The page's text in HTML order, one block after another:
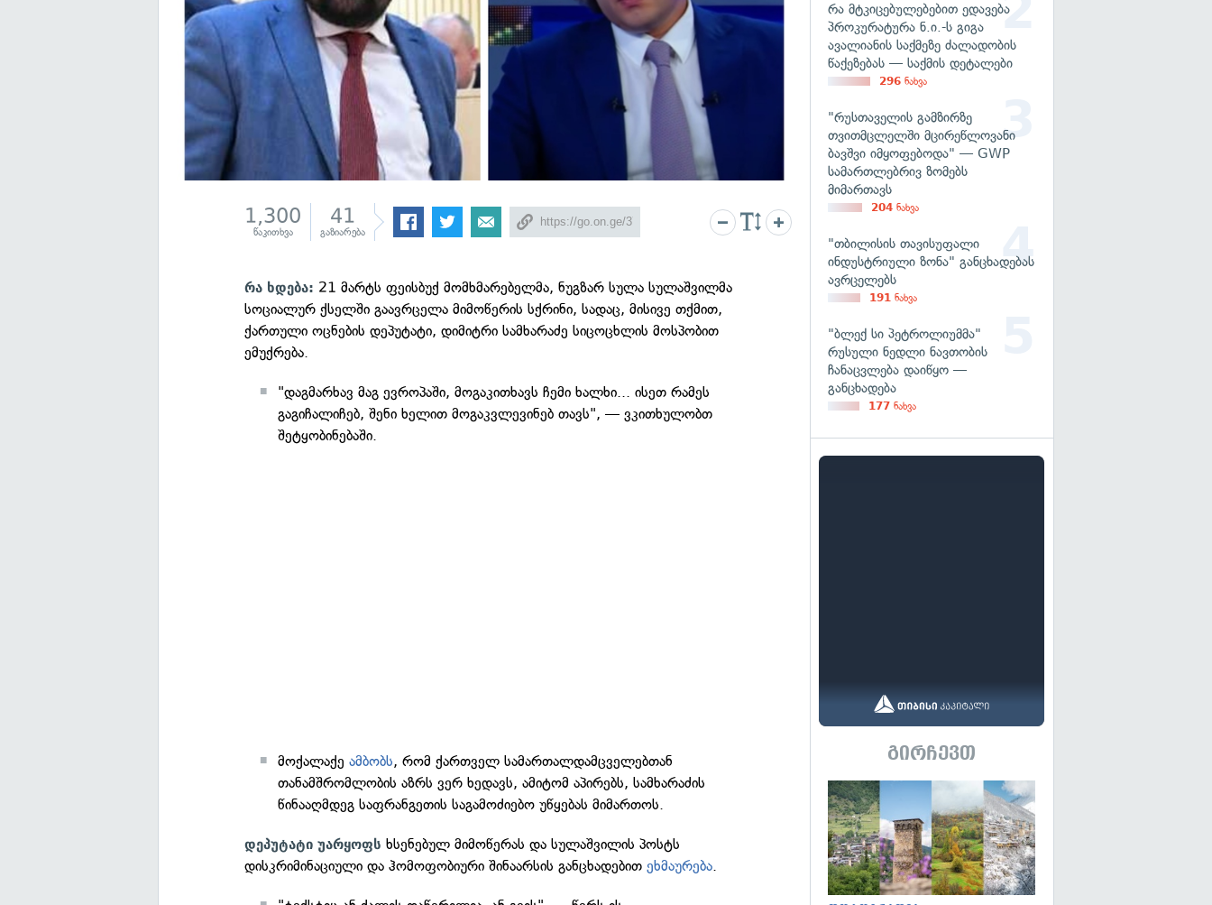
1,300
წაკითხვა
41
გაზიარება
რა ხდება: 21 მარტს ფეისბუქ მომხმარებელმა, ნუგზარ სულა სულაშვილმა
სოციალურ ქსელში გაავრცელა მიმოწერის სქრინი, სადაც, მისივე თქმით,
ქართული ოცნების დეპუტატი, დიმიტრი სამხარაძე სიცოცხლის მოსპობით
ემუქრება.
"დაგმარხავ მაგ ევროპაში, მოგაკითხავს ჩემი ხალხი... ისეთ რამეს
გაგიჩალიჩებ, შენი ხელით მოგაკვლევინებ თავს", — ვკითხულობთ
შეტყობინებაში.
მოქალაქეამბობს, რომ ქართველ სამართალდამცველებთან
თანამშრომლობის აზრს ვერ ხედავს, ამიტომ აპირებს, სამხარაძის
წინააღმდეგ საფრანგეთის საგამოძიებო უწყებას მიმართოს.
დეპუტატი უარყოფსხსენებულ მიმოწერას და სულაშვილის პოსტს
დისკრიმინაციული და ჰომოფობიური შინაარსის განცხადებითეხმაურება.
რა მტკიცებულებებით ედავება
პროკურატურა ნ.ი.-ს გიგა
ავალიანის საქმეზე ძალადობის
წაქეზებას — საქმის დეტალები
296 ნახვა
"რუსთაველის გამზირზე
თვითმცლელში მცირეწლოვანი
ბავშვი იმყოფებოდა" — GWP
სამართლებრივ ზომებს
მიმართავს
204 ნახვა
"თბილისის თავისუფალი
ინდუსტრიული ზონა" განცხადებას
ავრცელებს
191 ნახვა
"ბლექ სი პეტროლიუმმა"
რუსული ნედლი ნავთობის
ჩანაცვლება დაიწყო —
განცხადება
177 ნახვა
გირჩევთ